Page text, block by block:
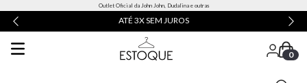
Outlet Oficial da John John, Dudalina e outras
ATÉ 3X SEM JUROS
0